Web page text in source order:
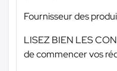
Fournisseur des
LISEZ BIEN LES
de commencer vos